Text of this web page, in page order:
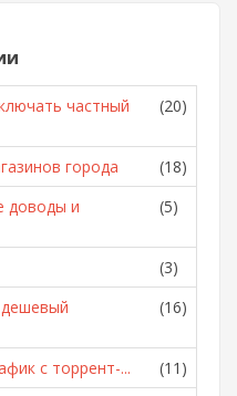
частный
(20)
города
(18)
доводы и
(5)
(3)
(16)
с торрент-...
(11)